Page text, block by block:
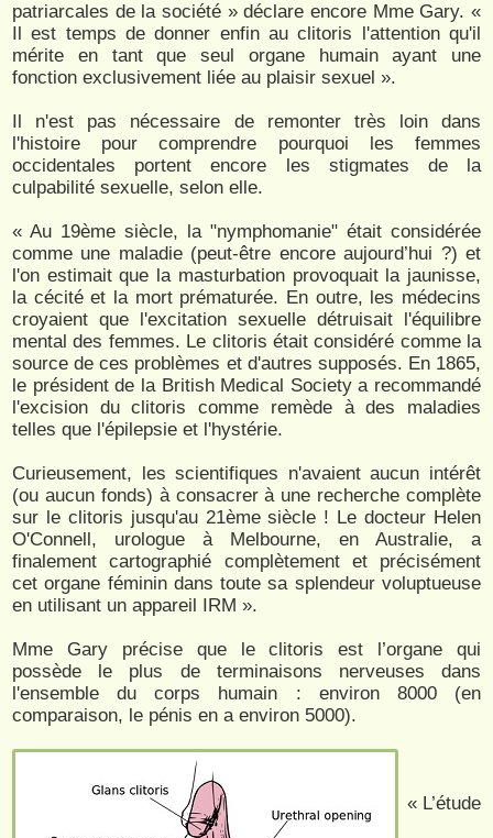
patriarcales de la société » déclare encore Mme Gary. «
Il est temps de donner enfin au clitoris l'attention qu'il
mérite en tant que seul organe humain ayant une
fonction exclusivement liée au plaisir sexuel ».
Il n'est pas nécessaire de remonter très loin dans
l'histoire pour comprendre pourquoi les femmes
occidentales portent encore les stigmates de la
culpabilité sexuelle, selon elle.
« Au 19ème siècle, la "nymphomanie" était considérée
comme une maladie (peut-être encore aujourd’hui ?) et
l'on estimait que la masturbation provoquait la jaunisse,
la cécité et la mort prématurée. En outre, les médecins
croyaient que l'excitation sexuelle détruisait l'équilibre
mental des femmes. Le clitoris était considéré comme la
source de ces problèmes et d'autres supposés. En 1865,
le président de la British Medical Society a recommandé
l'excision du clitoris comme remède à des maladies
telles que l'épilepsie et l'hystérie.
Curieusement, les scientifiques n'avaient aucun intérêt
(ou aucun fonds) à consacrer à une recherche complète
sur le clitoris jusqu'au 21ème siècle ! Le docteur Helen
O'Connell, urologue à Melbourne, en Australie, a
finalement cartographié complètement et précisément
cet organe féminin dans toute sa splendeur voluptueuse
en utilisant un appareil IRM ».
Mme Gary précise que le clitoris est l’organe qui
possède le plus de terminaisons nerveuses dans
l'ensemble du corps humain : environ 8000 (en
comparaison, le pénis en a environ 5000).
« L’étude